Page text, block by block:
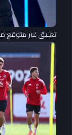
تعليق غير متوقع